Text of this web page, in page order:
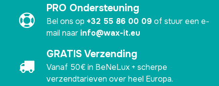
PRO Ondersteuning
Bel ons op +32 55 86 00 09 of stuur een e-
mail naar info@wax-it.eu
GRATIS Verzending
Vanaf 50€ in BeNeLux + scherpe
verzendtarieven over heel Europa.